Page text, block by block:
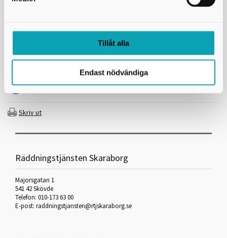
Tillåt alla
Endast nödvändiga
eller e-post
Om du använder sociala medier
Läs mer
Skriv ut
Räddningstjänsten Skaraborg
Majorsgatan 1
541 42 Skövde
Telefon: 010-173 63 00
E-post: raddningstjansten@rtjskaraborg.se